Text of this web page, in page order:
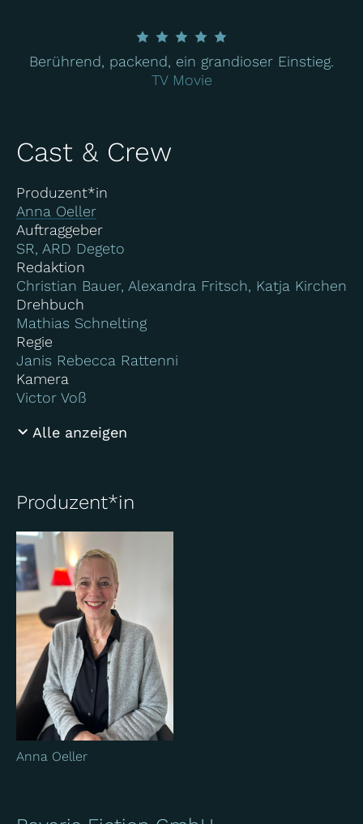
Berührend, packend, ein grandioser Einstieg.
TV Movie
Cast & Crew
Produzent*in
Anna Oeller
Auftraggeber
SR, ARD Degeto
Redaktion
Christian Bauer, Alexandra Fritsch, Katja Kirchen
Drehbuch
Mathias Schnelting
Regie
Janis Rebecca Rattenni
Kamera
Victor Voß
Alle anzeigen
Produzent*in
Anna Oeller